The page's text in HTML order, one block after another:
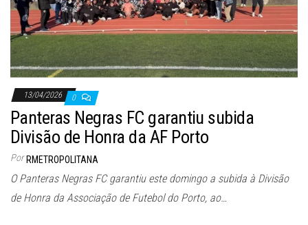
13/04/2026 0
Panteras Negras FC garantiu subida
Divisão de Honra da AF Porto
Por RMETROPOLITANA
O Panteras Negras FC garantiu este domingo a subida à Divisão
de Honra da Associação de Futebol do Porto, ao…